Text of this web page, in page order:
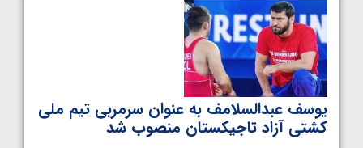
یوسف عبدالسلامف به عنوان سرمربی تیم ملی
کشتی آزاد تاجیکستان منصوب شد